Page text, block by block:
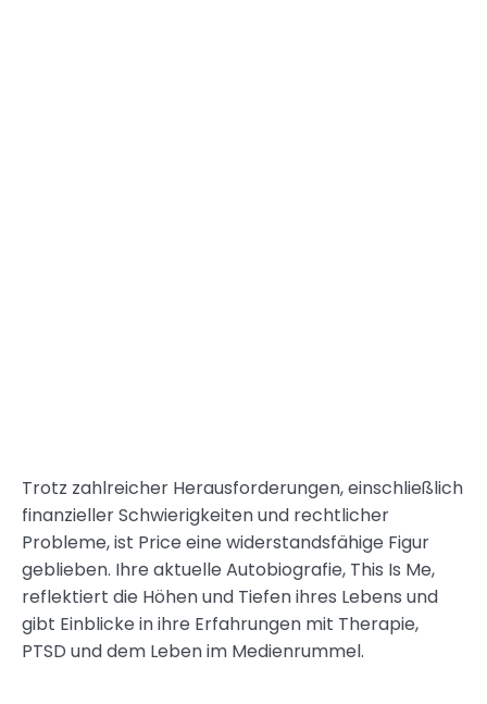
Trotz zahlreicher Herausforderungen, einschließlich
finanzieller Schwierigkeiten und rechtlicher
Probleme, ist Price eine widerstandsfähige Figur
geblieben. Ihre aktuelle Autobiografie, This Is Me,
reflektiert die Höhen und Tiefen ihres Lebens und
gibt Einblicke in ihre Erfahrungen mit Therapie,
PTSD und dem Leben im Medienrummel.